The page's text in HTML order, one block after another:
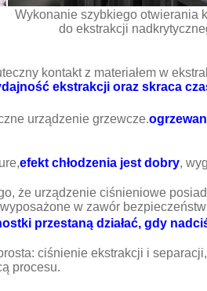
Wykonanie szybkiego otwierania
do ekstrakcji
kontakt z materiałem w
ekstrakcji oraz skraca
urządzenie grzewcze.
efekt chłodzenia jest dobry,
że urządzenie ciśnieniowe
w zawór
przestaną działać, gdy
ciśnienie ekstrakcji i
procesu.